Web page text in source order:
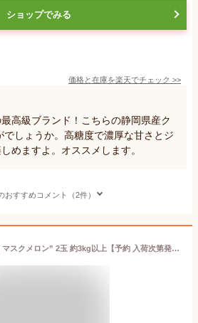
ショップでみる
価格と在庫を楽天でチェック >>
高級ブランド！こちらの静岡県産ク
でしょうか。高糖度で濃厚な甘さとジ
めますよ。オススメします。
おすすめコメント（2件）
熊本県 ”くまモン箱 マスクメロン” 2玉 約3kg以上【予約 入荷次第発送】